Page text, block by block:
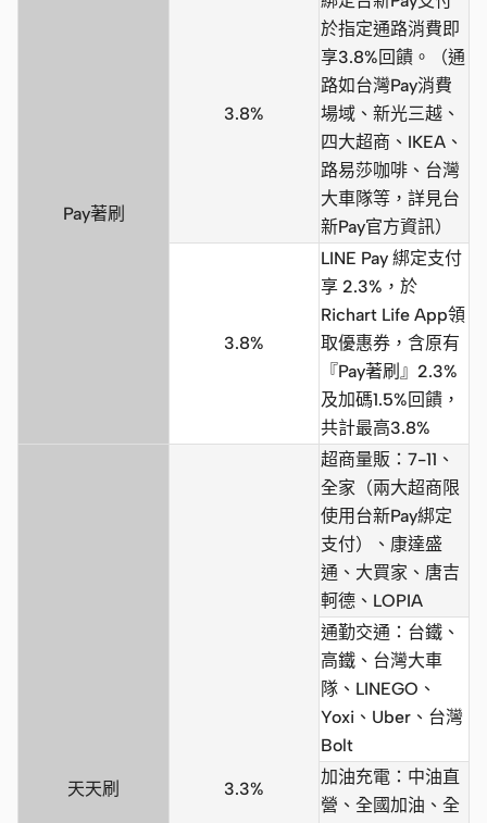
Pay著刷
3.8%
於指定通路消費即
享3.8%回饋。（通
路如台灣Pay消費
場域、新光三越、
四大超商、IKEA、
路易莎咖啡、台灣
大車隊等，詳見台
新Pay官方資訊）
3.8%
LINE Pay 綁定支付
享 2.3%，於
Richart Life App領
取優惠券，含原有
『Pay著刷』2.3%
及加碼1.5%回饋，
共計最高3.8%
天天刷 3.3%
超商量販：7-11、
全家（兩大超商限
使用台新Pay綁定
支付）、康達盛
通、大買家、唐吉
軻德、LOPIA
通勤交通：台鐵、
高鐵、台灣大車
隊、LINEGO、
Yoxi、Uber、台灣
Bolt
加油充電：中油直
營、全國加油、全